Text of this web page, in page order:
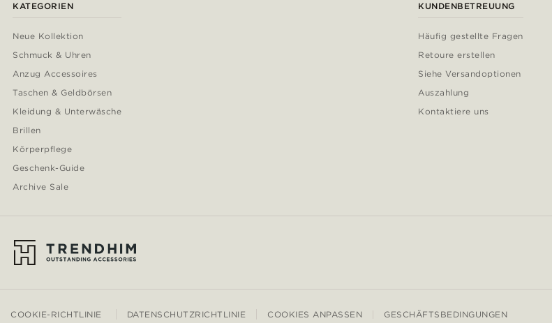
KATEGORIEN
Neue Kollektion
Schmuck & Uhren
Anzug Accessoires
Taschen & Geldbörsen
Kleidung & Unterwäsche
Brillen
Körperpflege
Geschenk-Guide
Archive Sale
KUNDENBETREUUNG
Häufig gestellte Fragen
Retoure erstellen
Siehe Versandoptionen
Auszahlung
Kontaktiere uns
COOKIE-RICHTLINIE DATENSCHUTZRICHTLINIE COOKIES ANPASSEN GESCHÄFTSBEDINGUNGEN